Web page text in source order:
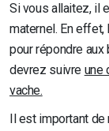
Si vous allaitez, il
maternel. En
pour répondre
devrez suivre une
vache.
Il est important de